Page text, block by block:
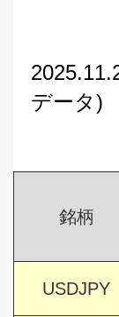
データ)
銘柄
USDJPY